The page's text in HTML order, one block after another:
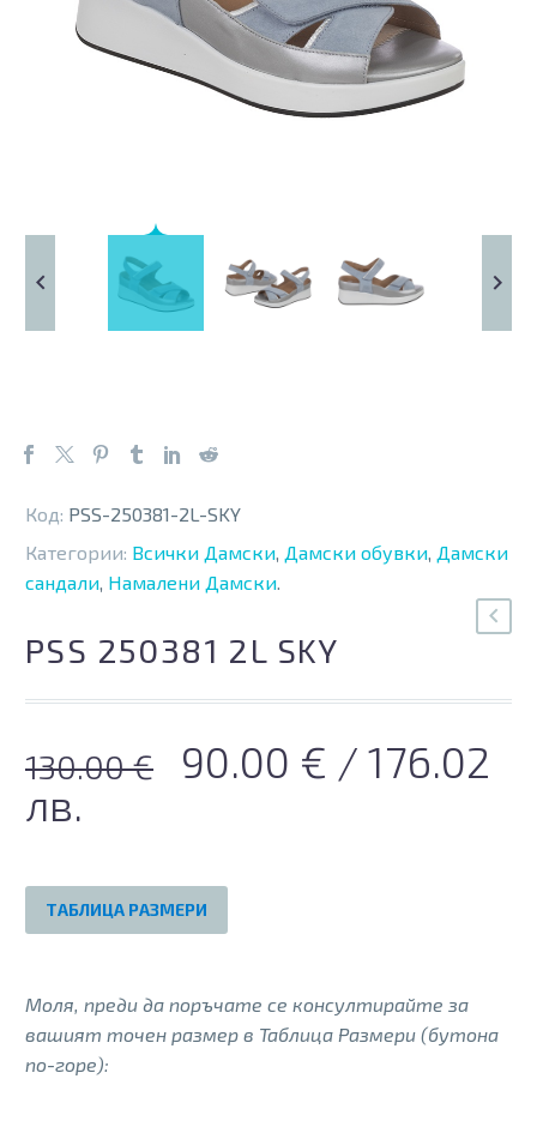
Код: PSS-250381-2L-SKY
Категории: Всички Дамски, Дамски обувки, Дамски
сандали, Намалени Дамски.
PSS 250381 2L SKY
130.00€
Original
130.00 €.
90.00 € Текущата
/ 176.02
лв.
ТАБЛИЦА РАЗМЕРИ
Моля, преди да поръчате се консултирайте за
вашият точен размер в Таблица Размери (бутона
по-горе):